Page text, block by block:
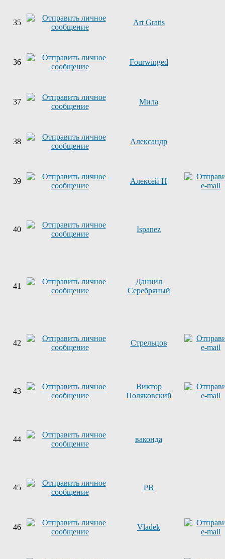
35 Art Gratis
36 Fourwinged
37 Мила
38 Александр
39 Алексей Н
40 Ispanez
41
Даниил
Серебряный
42 Стрельцов
43
Виктор
Поляковский
44 ваконда
45 PB
46 Vladek